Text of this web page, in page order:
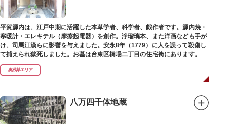
に、尊像として奉安した郷土の文化人、土師真中知（はじのなかとも）の3
人が祀られています。江戸時代に徳川家光が寄進した社殿は本殿・幣殿と拝
殿の間が渡り廊下で繋がる建築様式。国の重要文化財に指定されています。
また、浅草名所七福神のひとつとしても知られ、恵比須像が祀られていま
す。
平賀源内は、江戸中期に活躍した本草学者、科学者、戯作者です。源内焼・
寒暖計・エレキテル（摩擦起電器）を創作。浄瑠璃本、また洋画なども手が
け、司馬江漢らに影響を与えました。安永8年（1779）に人を誤って殺傷し
て捕えられ獄死しました。お墓は台東区橋場二丁目の住宅街にあります。
奥浅草エリア
八万四千体地蔵